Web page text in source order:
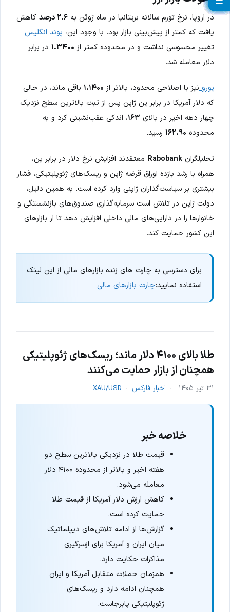
در اروپا، نرخ تورم سالانه بریتانیا در ماه ژوئن به ۲.۶ درصد
کاهش
یافت که کمتر از پیش‌بینی بازار بود. با وجود این، پوند انگلیس
تغییر محسوسی نداشت و در محدوده کمتر از ۱.۳۴۰۰ در برابر
دلار معامله شد.
یورونیز با اصلاحی محدود، بالاتر از ۱.۱۴۰۰ باقی ماند، در حالی
که دلار آمریکا در برابر ین ژاپن پس از ثبت بالاترین سطح نزدیک
چهار دهه اخیر در بالای ۱۶۳، اندکی عقب‌نشینی کرد و به
محدوده ۱۶۲.۹۰ رسید.
تحلیلگران Rabobank معتقدند افزایش نرخ دلار در برابر ین،
همراه با رشد بازده اوراق قرضه ژاپن و ریسک‌های ژئوپلیتیکی، فشار
بیشتری بر سیاست‌گذاران ژاپنی وارد کرده است. به همین دلیل،
دولت ژاپن در تلاش است سرمایه‌گذاری صندوق‌های بازنشستگی و
خانوارها را در دارایی‌های مالی داخلی افزایش دهد تا از بازارهای
این کشور حمایت کند.
برای دسترسی به چارت های زنده بازارهای مالی از این لینک
استفاده نمایید:چارت بازارهای مالی
طلا بالای ۴۱۰۰ دلار ماند؛ ریسک‌های ژئوپلیتیکی
همچنان از بازار حمایت می‌کنند
۳۱ تیر ۱۴۰۵ اخبار فارکس XAU/USD
خلاصه خبر
قیمت طلا در نزدیکی بالاترین سطح دو
هفته اخیر و بالاتر از محدوده ۴۱۰۰ دلار
معامله می‌شود.
کاهش ارزش دلار آمریکا از قیمت طلا
حمایت کرده است.
گزارش‌ها از ادامه تلاش‌های دیپلماتیک
میان ایران و آمریکا برای ازسرگیری
مذاکرات حکایت دارد.
همزمان حملات متقابل آمریکا و ایران
همچنان ادامه دارد و ریسک‌های
ژئوپلیتیکی پابرجاست.